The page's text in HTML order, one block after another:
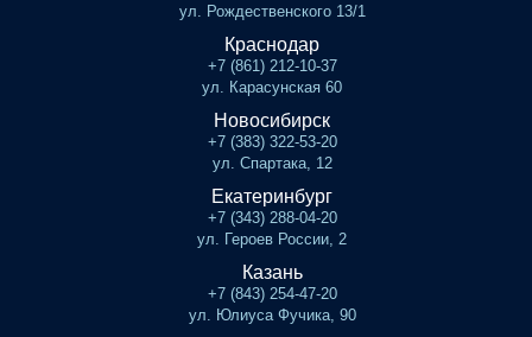
ул. Рождественского 13/1
Краснодар
+7 (861) 212-10-37
ул. Карасунская 60
Новосибирск
+7 (383) 322-53-20
ул. Спартака, 12
Екатеринбург
+7 (343) 288-04-20
ул. Героев России, 2
Казань
+7 (843) 254-47-20
ул. Юлиуса Фучика, 90